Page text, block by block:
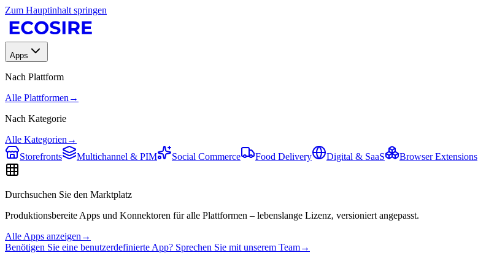
Zum Hauptinhalt springen
Apps
Nach Plattform
Alle Plattformen →
Nach Kategorie
Alle Kategorien →
Storefronts
Multichannel & PIM Social Commerce Food Delivery Digital & SaaS Browser Extensions
Durchsuchen Sie den Marktplatz
Produktionsbereite Apps und Konnektoren für alle Plattformen – lebenslange Lizenz, versioniert angepasst.
Alle Apps anzeigen →
Benötigen Sie eine benutzerdefinierte App? Sprechen Sie mit unserem Team→